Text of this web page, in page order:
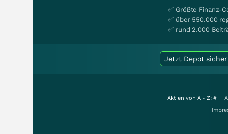
✅ Größte Finanz-
✅ über 550.000
✅ rund 2.000
Jetzt Depot
Aktien von A - Z: # A